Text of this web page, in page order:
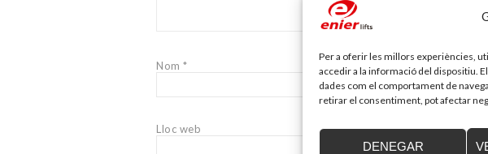
Per a oferir les millors experiències,
accedir a la informació del dispositiu.
dades com el comportament de
retirar el consentiment, pot afectar
DENEGAR
Nom *
Lloc web